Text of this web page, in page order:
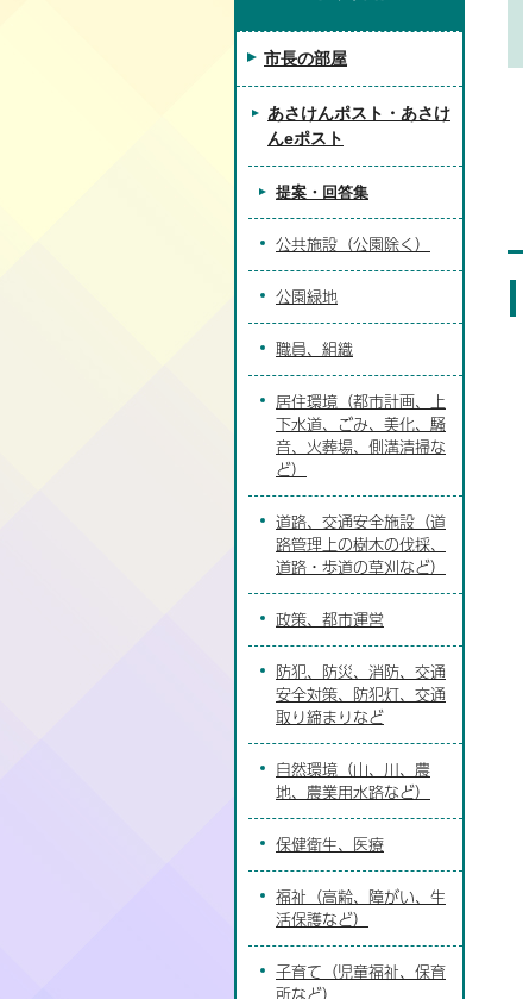
市長の部屋
あさけんポスト・あさけ
んeポスト
提案・回答集
公共施設（公園除く）
公園緑地
職員、組織
居住環境（都市計画、上
下水道、ごみ、美化、騒
音、火葬場、側溝清掃な
ど）
道路、交通安全施設（道
路管理上の樹木の伐採、
道路・歩道の草刈など）
政策、都市運営
防犯、防災、消防、交通
安全対策、防犯灯、交通
取り締まりなど
自然環境（山、川、農
地、農業用水路など）
保健衛生、医療
福祉（高齢、障がい、生
活保護など）
子育て（児童福祉、保育
所など）